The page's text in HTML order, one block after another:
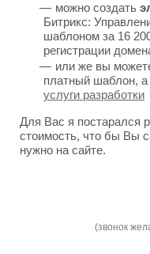
можно создать
Битрикс:
шаблоном за 16
регистрации
или же вы
платный шаблон, а
услуги разработки
Для Вас я постарался
стоимость, что бы Вы
нужно на сайте.
(звонок